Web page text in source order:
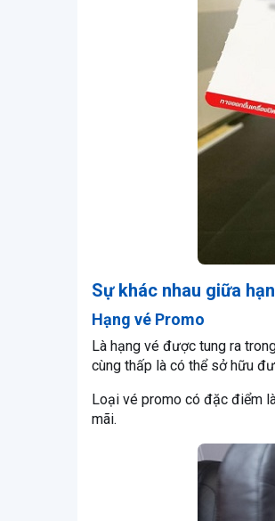
Sự khác nhau giữa
Hạng vé Promo
Là hạng vé được tung ra
cùng thấp là có thể sở hữu
Loại vé promo có đặc điểm
mãi.